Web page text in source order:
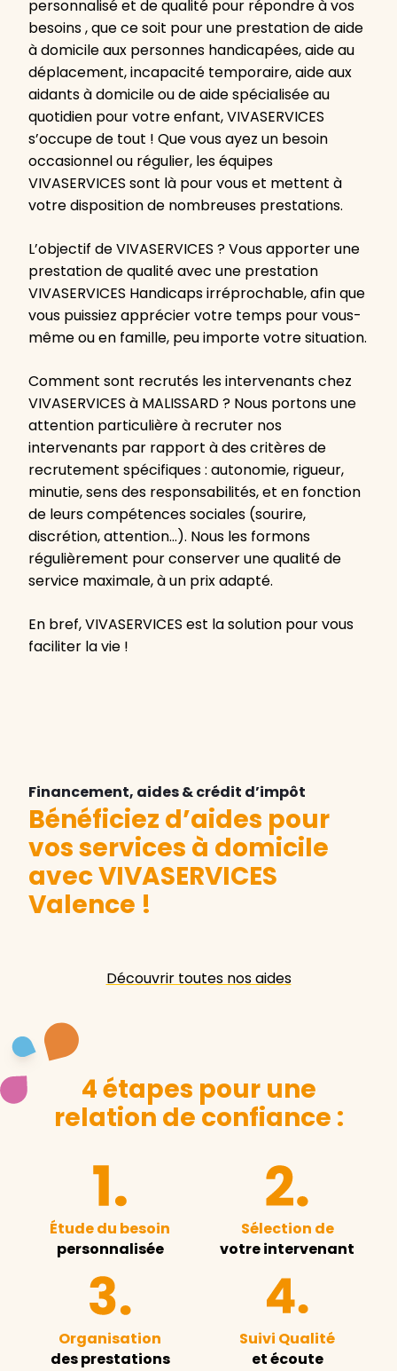
personnalisé et de qualité pour répondre à vos
besoins , que ce soit pour une prestation de aide
à domicile aux personnes handicapées, aide au
déplacement, incapacité temporaire, aide aux
aidants à domicile ou de aide spécialisée au
quotidien pour votre enfant, VIVASERVICES
s’occupe de tout ! Que vous ayez un besoin
occasionnel ou régulier, les équipes
VIVASERVICES sont là pour vous et mettent à
votre disposition de nombreuses prestations.
L’objectif de VIVASERVICES ? Vous apporter une
prestation de qualité avec une prestation
VIVASERVICES Handicaps irréprochable, afin que
vous puissiez apprécier votre temps pour vous-
même ou en famille, peu importe votre situation.
Comment sont recrutés les intervenants chez
VIVASERVICES à MALISSARD ? Nous portons une
attention particulière à recruter nos
intervenants par rapport à des critères de
recrutement spécifiques : autonomie, rigueur,
minutie, sens des responsabilités, et en fonction
de leurs compétences sociales (sourire,
discrétion, attention…). Nous les formons
régulièrement pour conserver une qualité de
service maximale, à un prix adapté.
En bref, VIVASERVICES est la solution pour vous
faciliter la vie !
Financement, aides & crédit d’impôt
Bénéficiez d’aides pour
vos services à domicile
avec VIVASERVICES
Valence !
Découvrir toutes nos aides
4 étapes pour une
relation de confiance :
Étude du besoin
personnalisée
Sélection de
votre intervenant
Organisation
des prestations
Suivi Qualité
et écoute